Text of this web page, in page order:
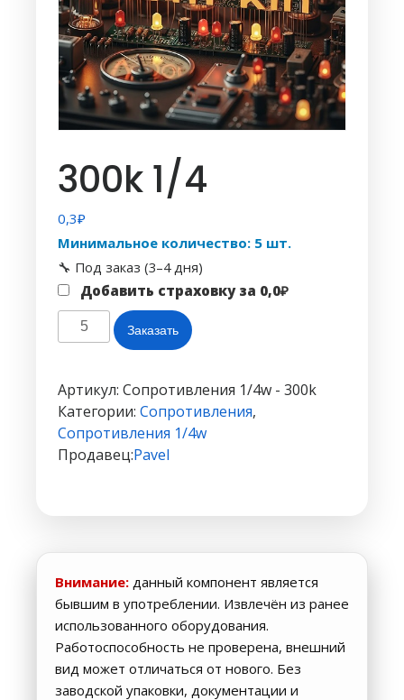
300k 1/4
0,3₽
Минимальное количество: 5 шт.
🔧 Под заказ (3–4 дня)
Добавить страховку за 0,0₽
Количество
товара
1/4
Заказать
Артикул: Сопротивления 1/4w - 300k
Категории: Сопротивления,
Сопротивления 1/4w
Продавец:Pavel
Внимание: данный компонент является
бывшим в употреблении. Извлечён из ранее
использованного оборудования.
Работоспособность не проверена, внешний
вид может отличаться от нового. Без
заводской упаковки, документации и